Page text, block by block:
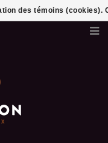
des témoins